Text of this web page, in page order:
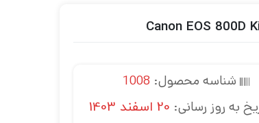
شناسه محصول: 1008
به روز رسانی: 20 اسفند 1403